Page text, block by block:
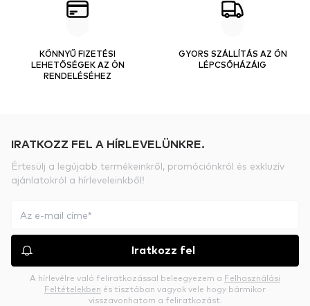
KÖNNYŰ FIZETÉSI
LEHETŐSÉGEK AZ ÖN
RENDELÉSÉHEZ
GYORS SZÁLLÍTÁS AZ ÖN
LÉPCSŐHÁZÁIG
IRATKOZZ FEL A HÍRLEVELÜNKRE.
Értesülj a legújabb termékeinkről, promóciónkról és exkluzív
ajánlatokról a hírleveleinkből!
Iratkozz fel
A hírlevélre való feliratkozással beleegyezem a Felhasználási
Feltételekben és tisztában vagyok vele hogy bármikor
visszavonhatom a feliratkozást.